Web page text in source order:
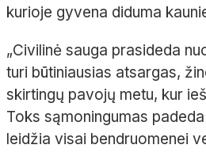
kurioje gyvena diduma
„Civilinė sauga prasideda
turi būtiniausias atsargas,
skirtingų pavojų metu, kur
Toks sąmoningumas
leidžia visai bendruomenei